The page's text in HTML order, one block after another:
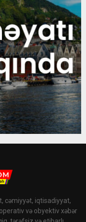
cəmiyyət, iqtisadiyyat,
və obyektiv xəbər